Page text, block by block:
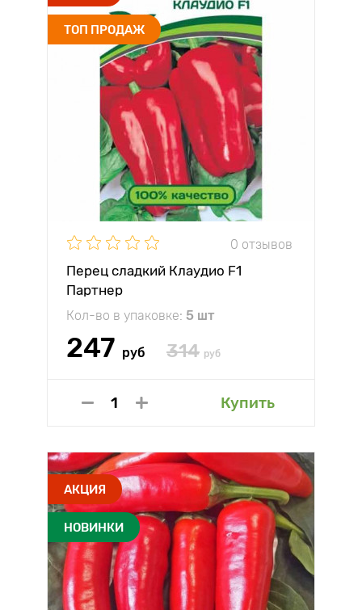
ТОП ПРОДАЖ
0 отзывов
Перец сладкий Клаудио F1
Партнер
Кол-во в упаковке: 5 шт
247 руб 314 руб
Купить
АКЦИЯ
НОВИНКИ